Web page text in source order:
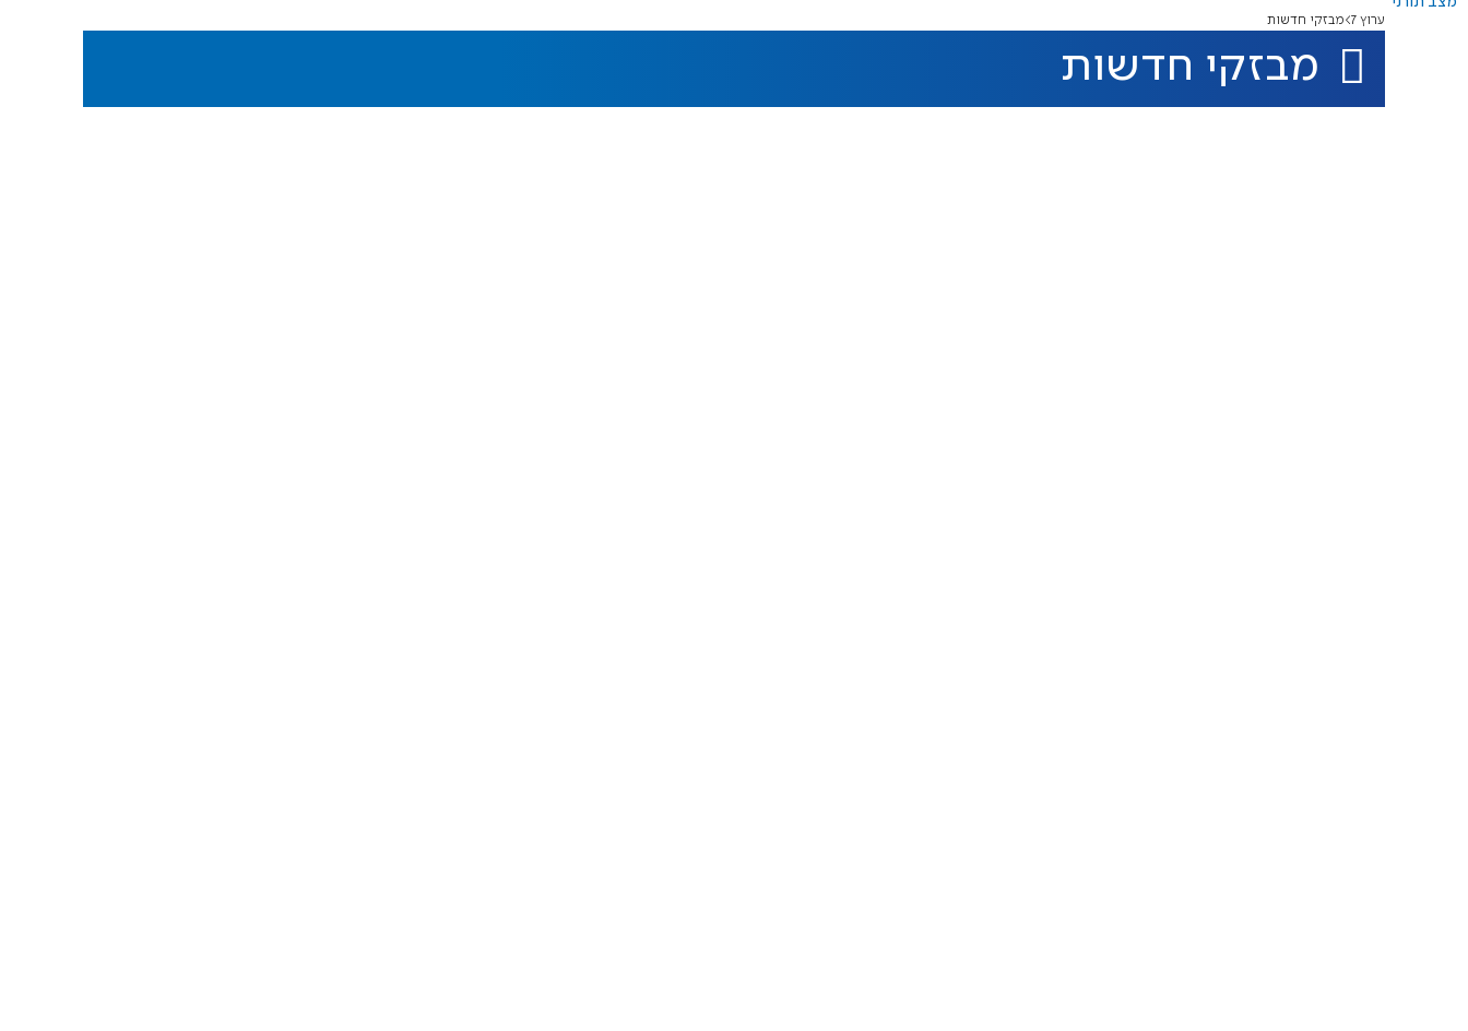
ערוץ 7 מבזקי חדשות
מבזקי חדשות